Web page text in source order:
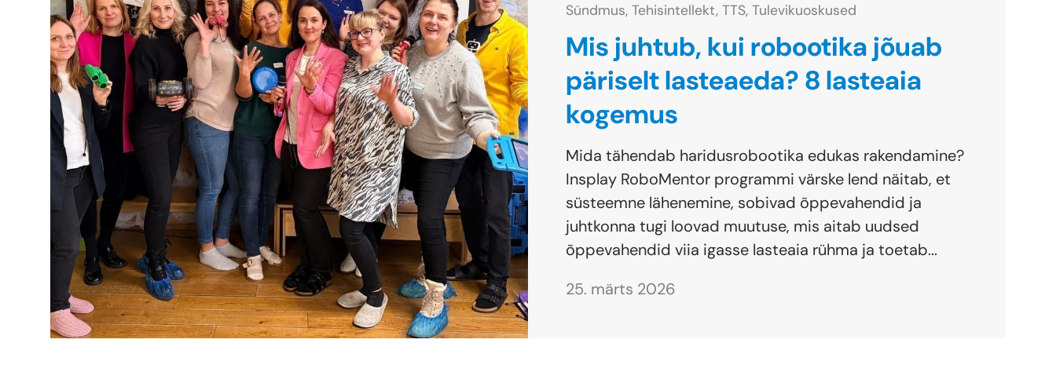
Sündmus, Tehisintellekt, TTS, Tulevikuoskused
Mis juhtub, kui robootika jõuab
päriselt lasteaeda? 8 lasteaia
kogemus
Mida tähendab haridusrobootika edukas rakendamine?
Insplay RoboMentor programmi värske lend näitab, et
süsteemne lähenemine, sobivad õppevahendid ja
juhtkonna tugi loovad muutuse, mis aitab uudsed
õppevahendid viia igasse lasteaia rühma ja toetab...
25. märts 2026